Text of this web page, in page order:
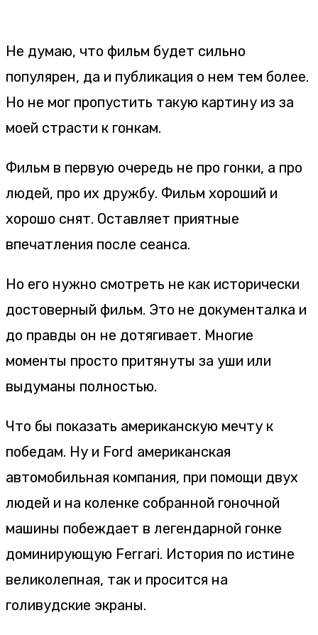
Не думаю, что фильм будет сильно
популярен, да и публикация о нем тем более.
Но не мог пропустить такую картину из за
моей страсти к гонкам.
Фильм в первую очередь не про гонки, а про
людей, про их дружбу. Фильм хороший и
хорошо снят. Оставляет приятные
впечатления после сеанса.
Но его нужно смотреть не как исторически
достоверный фильм. Это не документалка и
до правды он не дотягивает. Многие
моменты просто притянуты за уши или
выдуманы полностью.
Что бы показать американскую мечту к
победам. Ну и Ford американская
автомобильная компания, при помощи двух
людей и на коленке собранной гоночной
машины побеждает в легендарной гонке
доминирующую Ferrari. История по истине
великолепная, так и просится на
голивудские экраны.